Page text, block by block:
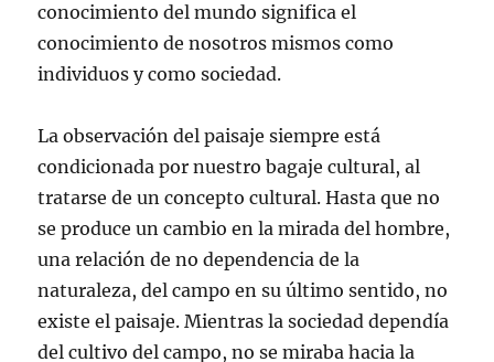
conocimiento del mundo significa el
conocimiento de nosotros mismos como
individuos y como sociedad.
La observación del paisaje siempre está
condicionada por nuestro bagaje cultural, al
tratarse de un concepto cultural. Hasta que no
se produce un cambio en la mirada del hombre,
una relación de no dependencia de la
naturaleza, del campo en su último sentido, no
existe el paisaje. Mientras la sociedad dependía
del cultivo del campo, no se miraba hacia la